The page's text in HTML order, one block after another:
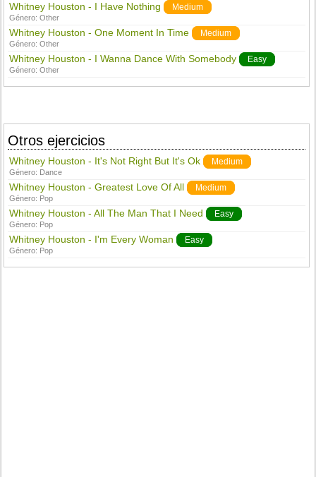
Whitney Houston - I Have Nothing Medium
Género:Other
Whitney Houston - One Moment In Time Medium
Género:Other
Whitney Houston - I Wanna Dance With Somebody Easy
Género:Other
Otros ejercicios
Whitney Houston - It's Not Right But It's Ok Medium
Género: Dance
Whitney Houston - Greatest Love Of All Medium
Género: Pop
Whitney Houston - All The Man That I Need Easy
Género: Pop
Whitney Houston - I'm Every Woman Easy
Género: Pop